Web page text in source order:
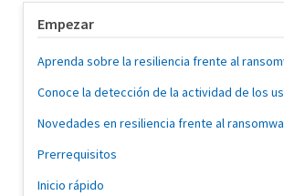
Empezar
Aprenda sobre la resiliencia frente al
Conoce la detección de la actividad de los
Novedades en resiliencia frente al
Prerrequisitos
Inicio rápido